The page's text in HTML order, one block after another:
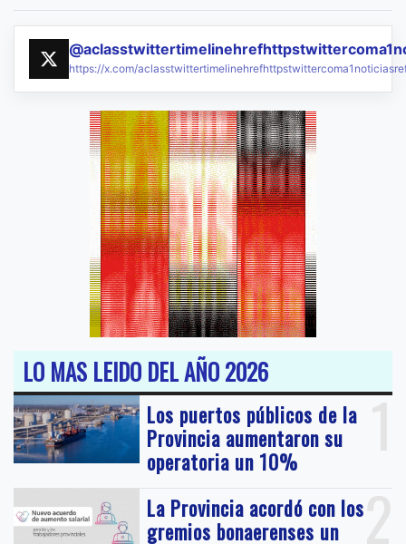
https://x.com/
LO MAS LEIDO DEL AÑO 2026
1
Los puertos públicos de la
Provincia aumentaron su
operatoria un 10%
2
La Provincia acordó con los
gremios bonaerenses un